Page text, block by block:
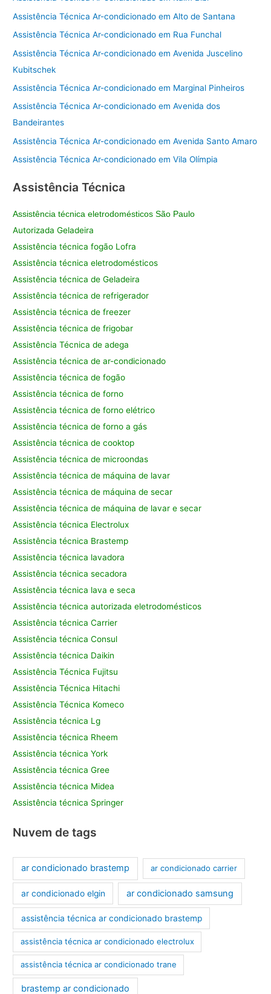
Assistência Técnica Ar-condicionado em Alto de Santana
Assistência Técnica Ar-condicionado em Rua Funchal
Assistência Técnica Ar-condicionado em Avenida Juscelino
Kubitschek
Assistência Técnica Ar-condicionado em Marginal Pinheiros
Assistência Técnica Ar-condicionado em Avenida dos
Bandeirantes
Assistência Técnica Ar-condicionado em Avenida Santo Amaro
Assistência Técnica Ar-condicionado em Vila Olímpia
Assistência Técnica
Assistência técnica eletrodomésticos São Paulo
Autorizada Geladeira
Assistência técnica fogão Lofra
Assistência técnica eletrodomésticos
Assistência técnica de Geladeira
Assistência técnica de refrigerador
Assistência técnica de freezer
Assistência técnica de frigobar
Assistência Técnica de adega
Assistência técnica de ar-condicionado
Assistência técnica de fogão
Assistência técnica de forno
Assistência técnica de forno elétrico
Assistência técnica de forno a gás
Assistência técnica de cooktop
Assistência técnica de microondas
Assistência técnica de máquina de lavar
Assistência técnica de máquina de secar
Assistência técnica de máquina de lavar e secar
Assistência técnica Electrolux
Assistência técnica Brastemp
Assistência técnica lavadora
Assistência técnica secadora
Assistência técnica lava e seca
Assistência técnica autorizada eletrodomésticos
Assistência técnica Carrier
Assistência técnica Consul
Assistência técnica Daikin
Assistência Técnica Fujitsu
Assistência Técnica Hitachi
Assistência Técnica Komeco
Assistência técnica Lg
Assistência técnica Rheem
Assistência técnica York
Assistência técnica Gree
Assistência técnica Midea
Assistência técnica Springer
Nuvem de tags
ar condicionado brastemp ar condicionado carrier
ar condicionado elgin ar condicionado samsung
assistência técnica ar condicionado brastemp
assistência técnica ar condicionado electrolux
assistência técnica ar condicionado trane
brastemp ar condicionado